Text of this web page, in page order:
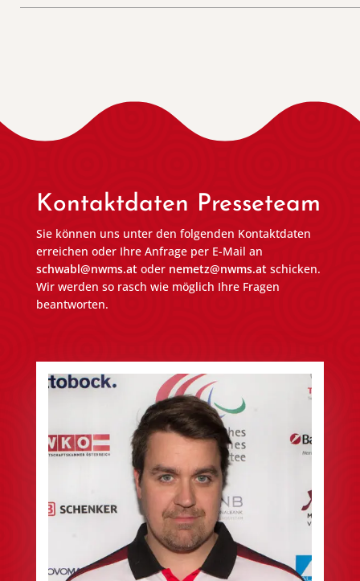
Kontaktdaten Presseteam
Sie können uns unter den folgenden Kontaktdaten
erreichen oder Ihre Anfrage per E-Mail an
schwabl@nwms.atoder nemetz@nwms.atschicken.
Wir werden so rasch wie möglich Ihre Fragen
beantworten.